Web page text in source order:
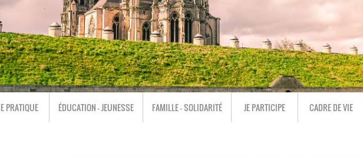
PRATIQUE ÉDUCATION - JEUNESSE FAMILLE - SOLIDARITÉ JE PARTICIPE CADRE DE VIE